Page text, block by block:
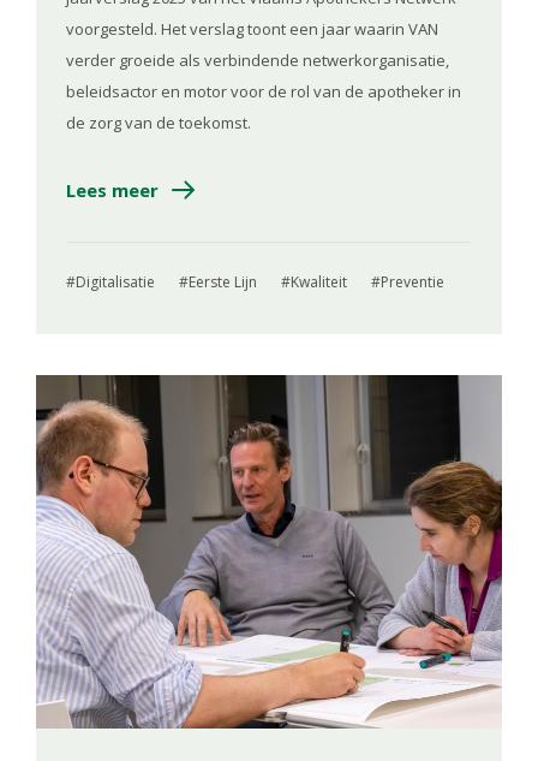
voorgesteld. Het verslag toont een jaar waarin VAN
verder groeide als verbindende netwerkorganisatie,
beleidsactor en motor voor de rol van de apotheker in
de zorg van de toekomst.
Lees meer
Digitalisatie Eerste Lijn Kwaliteit Preventie
Image